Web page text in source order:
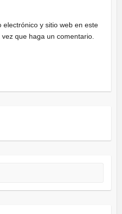
y sitio web en este
que haga un comentario.